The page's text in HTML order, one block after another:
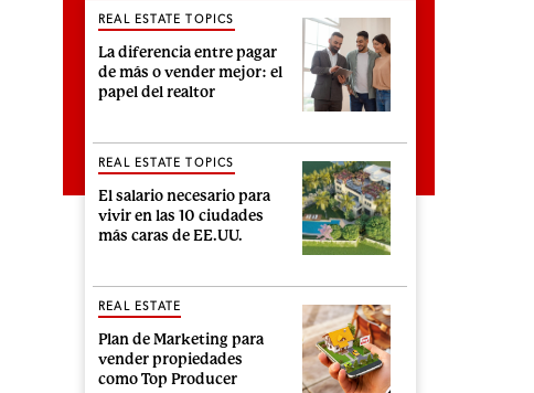
La diferencia entre pagar
de más o vender mejor: el
papel del realtor
REAL ESTATE TOPICS
El salario necesario para
vivir en las 10 ciudades
más caras de EE.UU.
REAL ESTATE TOPICS
Plan de Marketing para
vender propiedades
como Top Producer
REAL ESTATE